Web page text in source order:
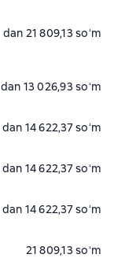
dan 21 809,13 soʻm
dan 13 026,93 soʻm
dan 14 622,37 soʻm
dan 14 622,37 soʻm
dan 14 622,37 soʻm
21 809,13 soʻm